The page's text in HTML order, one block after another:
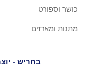
קוקיז
- יוצרים את הסיפור של